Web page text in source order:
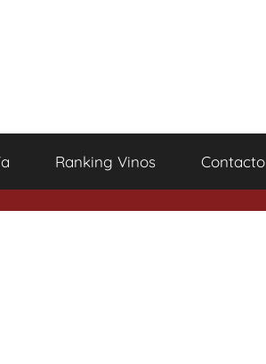
Ranking Vinos Contacto